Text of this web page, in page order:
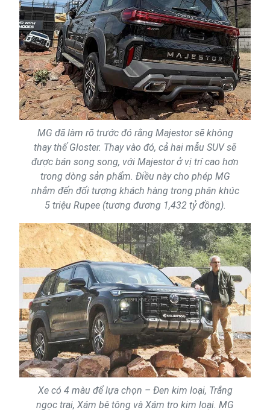
MG đã làm rõ trước đó rằng Majestor sẽ không
thay thế Gloster. Thay vào đó, cả hai mẫu SUV sẽ
được bán song song, với Majestor ở vị trí cao hơn
trong dòng sản phẩm. Điều này cho phép MG
nhắm đến đối tượng khách hàng trong phân khúc
5 triệu Rupee (tương đương 1,432 tỷ đồng).
Xe có 4 màu để lựa chọn – Đen kim loại, Trắng
ngọc trai, Xám bê tông và Xám tro kim loại. MG